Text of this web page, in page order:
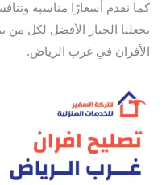
كما نقدم أسعارًا مناسبة
يجعلنا الخيار الأفضل لكل
الأفران في غرب الرياض.